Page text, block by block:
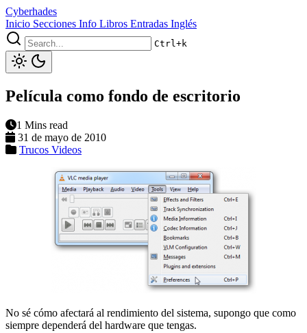
Cyberhades
Inicio Secciones Info Libros Entradas Inglés
Ctrl+k
Película como fondo de escritorio
1 Mins read
31 de mayo de 2010
Trucos Videos
No sé cómo afectará al rendimiento del sistema, supongo que como
siempre dependerá del hardware que tengas.